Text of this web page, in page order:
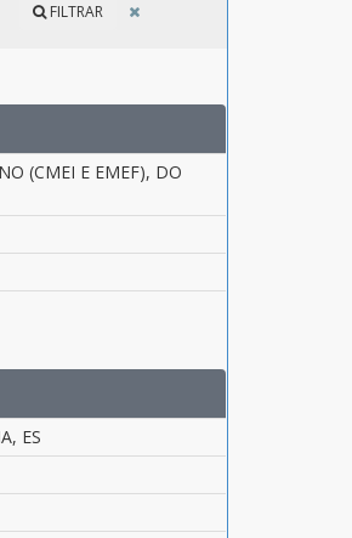
FILTRAR
(CMEI E EMEF), DO
ES